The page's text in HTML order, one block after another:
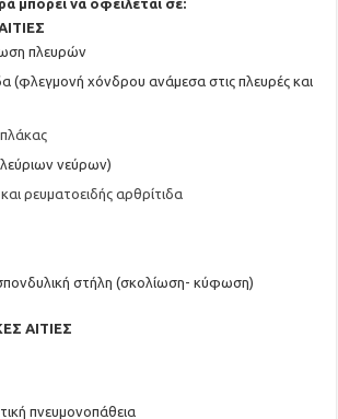
μπορεί να οφείλεται σε:
πλευρών
(φλεγμονή χόνδρου ανάμεσα στις πλευρές και
νεύρων)
ρευματοειδής αρθρίτιδα
στήλη (σκολίωση- κύφωση)
ΑΙΤΙΕΣ
πνευμονοπάθεια